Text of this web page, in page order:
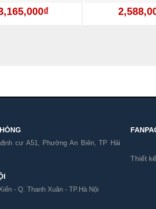
cư A51, Phường An Biên, TP Hải
- Q. Thanh Xuân - TP.Hà Nội
Thiết